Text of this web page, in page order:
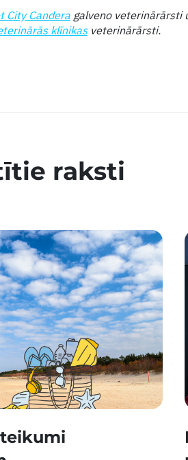
City Candera galveno veterinārārsti
klīnikasveterinārārsti.
raksti